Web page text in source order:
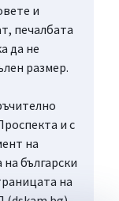
и
печалбата
да не
размер.
и с
на
български
на